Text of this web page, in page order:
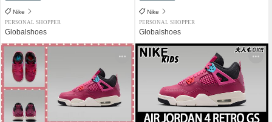
Nike
PERSONAL SHOPPER
Globalshoes
Nike
PERSONAL SHOPPER
Globalshoes